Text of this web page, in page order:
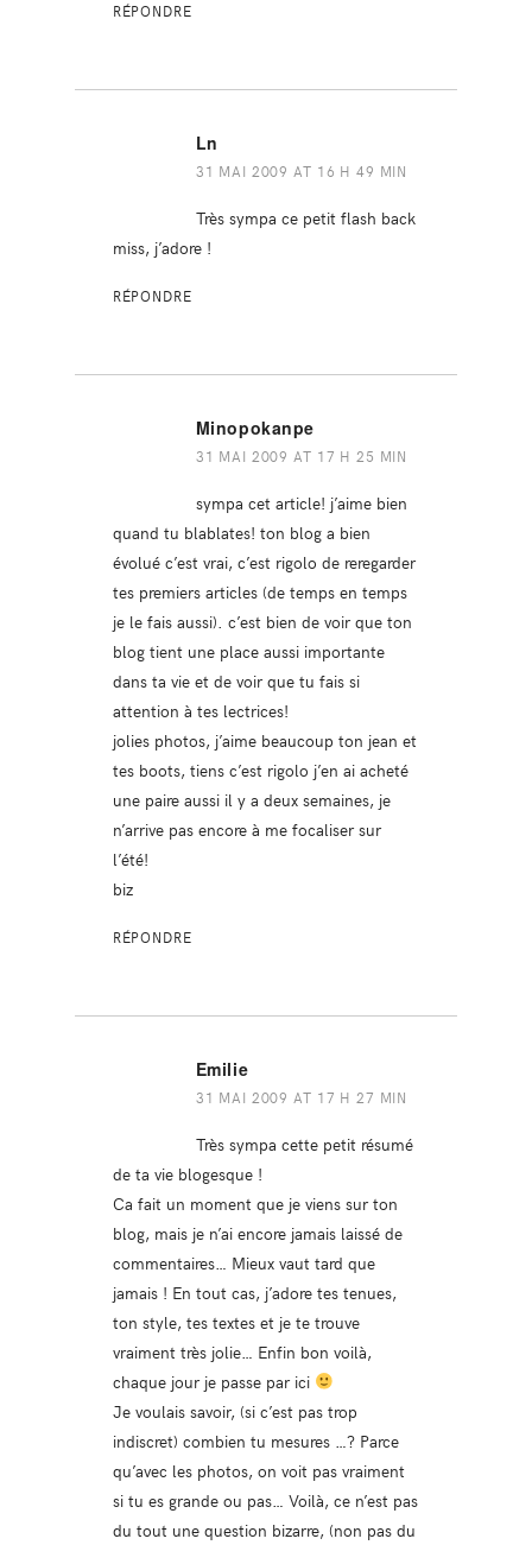
RÉPONDRE
Ln
31 MAI 2009 AT 16 H 49 MIN
Très sympa ce petit flash back
miss, j’adore !
RÉPONDRE
Minopokanpe
31 MAI 2009 AT 17 H 25 MIN
sympa cet article! j’aime bien
quand tu blablates! ton blog a bien
évolué c’est vrai, c’est rigolo de reregarder
tes premiers articles (de temps en temps
je le fais aussi). c’est bien de voir que ton
blog tient une place aussi importante
dans ta vie et de voir que tu fais si
attention à tes lectrices!
jolies photos, j’aime beaucoup ton jean et
tes boots, tiens c’est rigolo j’en ai acheté
une paire aussi il y a deux semaines, je
n’arrive pas encore à me focaliser sur
l’été!
biz
RÉPONDRE
Emilie
31 MAI 2009 AT 17 H 27 MIN
Très sympa cette petit résumé
de ta vie blogesque !
Ca fait un moment que je viens sur ton
blog, mais je n’ai encore jamais laissé de
commentaires… Mieux vaut tard que
jamais ! En tout cas, j’adore tes tenues,
ton style, tes textes et je te trouve
vraiment très jolie… Enfin bon voilà,
chaque jour je passe par ici
Je voulais savoir, (si c’est pas trop
indiscret) combien tu mesures …? Parce
qu’avec les photos, on voit pas vraiment
si tu es grande ou pas… Voilà, ce n’est pas
du tout une question bizarre, (non pas du